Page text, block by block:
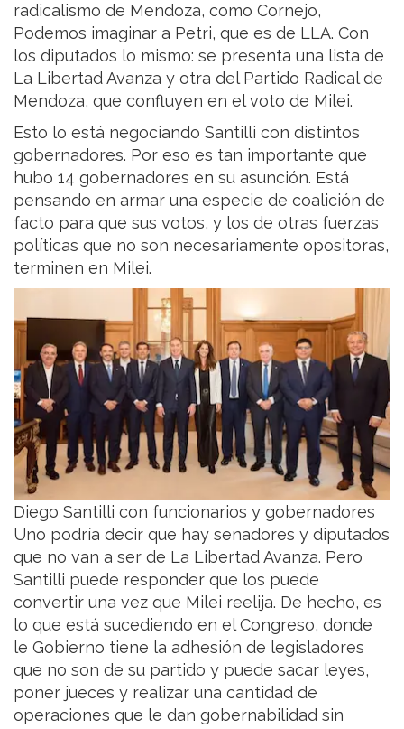
radicalismo de Mendoza, como Cornejo,
Podemos imaginar a Petri, que es de LLA. Con
los diputados lo mismo: se presenta una lista de
La Libertad Avanza y otra del Partido Radical de
Mendoza, que confluyen en el voto de Milei.
Esto lo está negociando Santilli con distintos
gobernadores. Por eso es tan importante que
hubo 14 gobernadores en su asunción. Está
pensando en armar una especie de coalición de
facto para que sus votos, y los de otras fuerzas
políticas que no son necesariamente opositoras,
terminen en Milei.
Diego Santilli con funcionarios y gobernadores
Uno podría decir que hay senadores y diputados
que no van a ser de La Libertad Avanza. Pero
Santilli puede responder que los puede
convertir una vez que Milei reelija. De hecho, es
lo que está sucediendo en el Congreso, donde
le Gobierno tiene la adhesión de legisladores
que no son de su partido y puede sacar leyes,
poner jueces y realizar una cantidad de
operaciones que le dan gobernabilidad sin